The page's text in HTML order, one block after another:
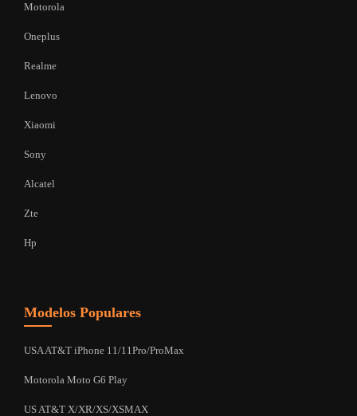
Motorola
Oneplus
Realme
Lenovo
Xiaomi
Sony
Alcatel
Zte
Hp
Modelos Populares
USA AT&T iPhone 11/11Pro/ProMax
Motorola Moto G6 Play
US AT&T X/XR/XS/XSMAX